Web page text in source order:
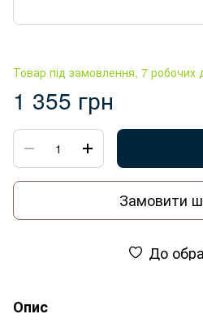
Товар під замовлення, 7 робочих
1 355 грн
Замовити
До
Опис